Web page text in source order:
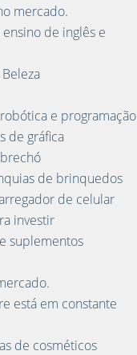
mercado.
de inglês e
e programação
de gráfica
de brinquedos
de celular
investir
suplementos
está em constante
de cosméticos